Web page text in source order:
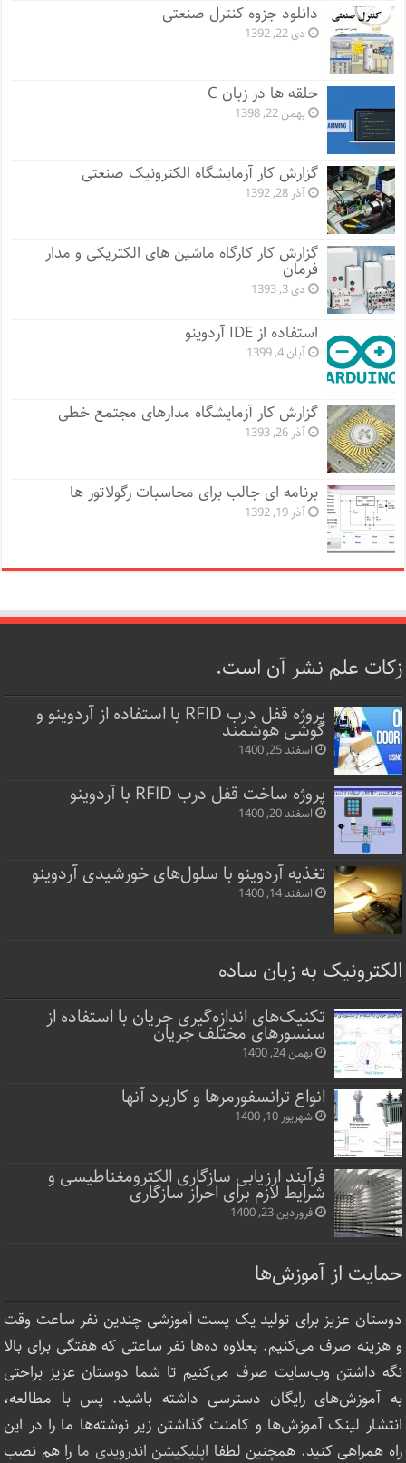
دانلود جزوه کنترل صنعتی
دی 22, 1392
حلقه ها در زبان C
بهمن 22, 1398
گزارش کار آزمایشگاه الکترونیک صنعتی
آذر 28, 1392
گزارش کار کارگاه ماشین های الکتریکی و مدار
فرمان
دی 3, 1393
استفاده از IDE آردوینو
آبان 4, 1399
گزارش کار آزمایشگاه مدارهای مجتمع خطی
آذر 26, 1393
برنامه ای جالب برای محاسبات رگولاتور ها
آذر 19, 1392
زکات علم نشر آن است.
پروژه قفل‌ درب RFID با استفاده از آردوینو و
گوشی هوشمند
اسفند 25, 1400
پروژه ساخت قفل‌ درب RFID با آردوینو
اسفند 20, 1400
تغذیه آردوینو با سلول‌های خورشیدی آردوینو
اسفند 14, 1400
الکترونیک به زبان ساده
تکنیک‌های اندازه‌گیری جریان با استفاده از
سنسورهای مختلف جریان
بهمن 24, 1400
انواع ترانسفورمرها و کاربرد آنها
شهریور 10, 1400
فرآیند ارزیابی سازگاری الکترومغناطیسی و
شرایط لازم برای احراز سازگاری
فروردین 23, 1400
حمایت از آموزش‌ها
دوستان عزیز برای تولید یک پست آموزشی چندین نفر ساعت‌ وقت
و هزینه صرف می‌کنیم. بعلاوه ده‌ها نفر ساعتی که هفتگی برای بالا
نگه داشتن وب‌سایت صرف ‌می‌کنیم تا شما دوستان عزیز براحتی
به آموزش‌های رایگان دسترسی داشته باشید. پس با مطالعه،
انتشار لینک‌ آموزش‌ها و کامنت گذاشتن زیر نوشته‌‌ها ما را در این
راه همراهی کنید. همچنین لطفا اپلیکیشن اندرویدی ما را هم نصب